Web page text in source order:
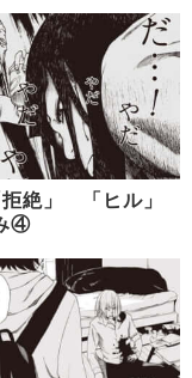
絶」 「ヒル」
④